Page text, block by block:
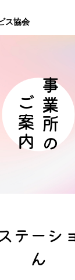
ス協会
事業所の
ご案内
テーシ
ん